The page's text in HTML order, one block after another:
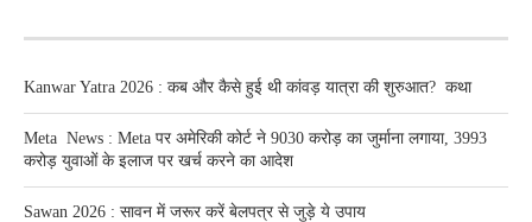
Kanwar Yatra 2026 : कब और कैसे हुई थी कांवड़ यात्रा की शुरुआत? कथा
Meta News : Meta पर अमेरिकी कोर्ट ने 9030 करोड़ का जुर्माना लगाया, 3993
करोड़ युवाओं के इलाज पर खर्च करने का आदेश
Sawan 2026 : सावन में जरूर करें बेलपत्र से जुड़े ये उपाय